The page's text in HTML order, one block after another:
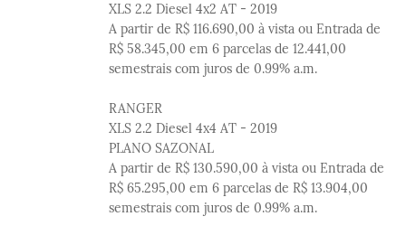
XLS 2.2 Diesel 4x2 AT - 2019
A partir de R$ 116.690,00 à vista ou Entrada de
R$ 58.345,00 em 6 parcelas de 12.441,00
semestrais com juros de 0.99% a.m.
RANGER
XLS 2.2 Diesel 4x4 AT - 2019
PLANO SAZONAL
A partir de R$ 130.590,00 à vista ou Entrada de
R$ 65.295,00 em 6 parcelas de R$ 13.904,00
semestrais com juros de 0.99% a.m.